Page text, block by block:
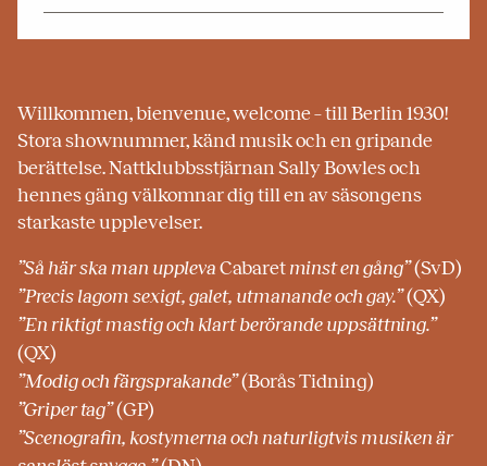
Willkommen, bienvenue, welcome – till Berlin 1930!
Stora shownummer, känd musik och en gripande
berättelse. Nattklubbsstjärnan Sally Bowles och
hennes gäng välkomnar dig till en av säsongens
starkaste upplevelser.
”Så här ska man uppleva Cabaret minst en gång”(SvD)
”Precis lagom sexigt, galet, utmanande och gay.”(QX)
”En riktigt mastig och klart berörande uppsättning.”
(QX)
”Modig och färgsprakande”(Borås Tidning)
”Griper tag”(GP)
”Scenografin, kostymerna och naturligtvis musiken är